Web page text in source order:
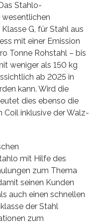
Stahlo-
G, für Stahl aus
mit einer Emission
Tonne Rohstahl – bis
weniger als 150 kg
ab 2025 in
kann. Wird die
dies ebenso die
inklusive der Walz-
mit Hilfe des
zum Thema
seinen Kunden
auch einen schnellen
der Stahl
zum